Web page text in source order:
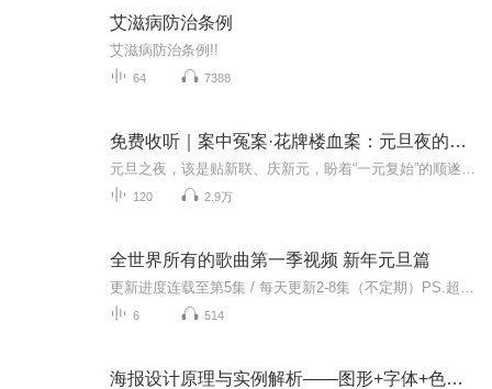
艾滋病防治条例
艾滋病防治条例!!
64 7388
免费收听｜案中冤案·花牌楼血案：元旦夜的沉冤与昭雪
120 2.9万
全世界所有的歌曲第一季视频 新年元旦篇
6 514
海报设计原理与实例解析——图形+字体+色彩+版式|赖灿伟